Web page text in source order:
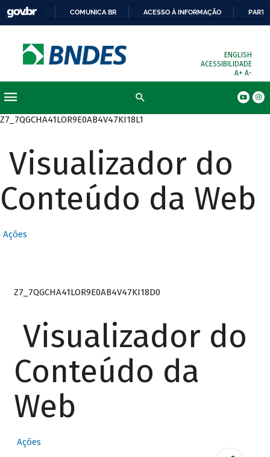
COMUNICA BR ACESSO À INFORMAÇÃO
ENGLISH
ACESSIBILIDADE
A+ A-
Z7_7QGCHA41LOR9E0AB4V47KI18L1
Visualizador do
Conteúdo da Web
Ações
Z7_7QGCHA41LOR9E0AB4V47KI18D0
Visualizador do
Conteúdo da
Web
Ações